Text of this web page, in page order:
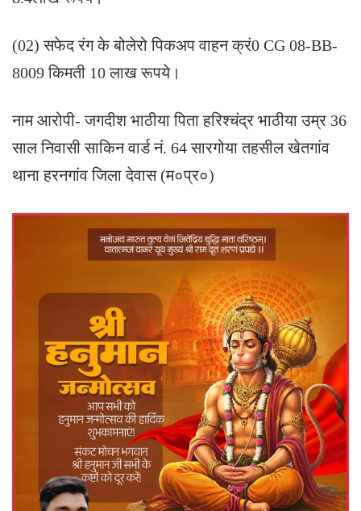
(02) सफेद रंग के बोलेरो पिकअप वाहन क्रं0 CG 08-BB-
8009 किमती 10 लाख रूपये।
नाम आरोपी- जगदीश भाठीया पिता हरिश्चंद्र भाठीया उम्र 36
साल निवासी साकिन वार्ड नं. 64 सारगोया तहसील खेतगांव
थाना हरनगांव जिला देवास (म०प्र०)